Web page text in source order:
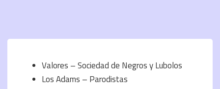
Valores – Sociedad de Negros y Lubolos
Los Adams – Parodistas